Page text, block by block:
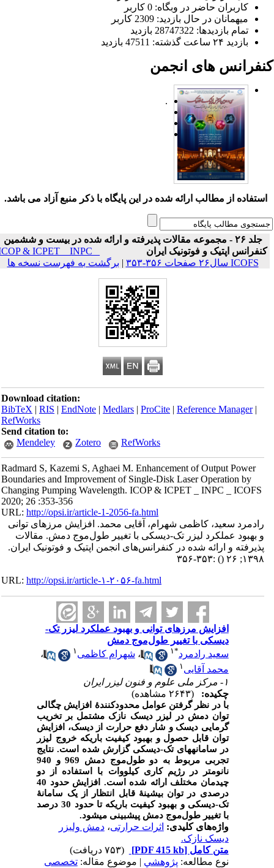
کاربران حاضر در وبگاه: 0 کاربر
میهمانان در حال بازدید: 2309 کاربر
تمام بازدید‌ها: 28747322 بازدید
بازدید ۲۴ ساعت گذشته: 47511 بازدید
های انجمن
.
استفاده از مطالب ارائه شده در این پایگاه با ذکر منبع آزاد می باشد.
جلد ۲۶ - مجموعه مقالات پذیرفته و ارائه شده در بیست و ششمین
کنفرانس اپتیک و فوتونیک ایران
ICOP & ICPET _ INPC _
ICOFS سال۲۶ صفحات ۳۵۶-۳۵۳
|برگشت به فهرست نسخه ها
Download citation:
BibTeX|RIS|EndNote|Medlars|ProCite|Reference Manager
RefWorks
Send citation to:
Mendeley
Zotero RefWorks
Radmard S, Kazemi S, Aghaei M. Enhancement of Output Power
Boundaries and Improvement of Single-Disk Laser Operation by
Changing Pumping Wavelength. ICOP & ICPET _ INPC _ ICOFS
2020; 26 :353-356
URL:http://opsi.ir/article-1-2056-fa.html
رادمرد سعید، کاظمی شهرام، آقایی محمد. افزایش مرزهای توانی
و بهبود عملکرد لیزر تک-دیسکی با تغییر طول‌موج دمش. مقالات
پذیرفته و ارائه شده در کنفرانس‌های انجمن اپتیک و فوتونیک ایران.
۱۳۹۸; ۲۶
() :۳۵۳-۳۵۶
URL:http://opsi.ir/article-۱-۲۰۵۶-fa.html
افزایش مرزهای توانی و بهبود عملکرد لیزر تک-
دیسکی با تغییر طول‌موج دمش
سعید رادمرد *۱ ،شهرام کاظمی
،
محمد آقایی
چکیده:
با در نظر گرفتن عوامل محدودکنندۀ افزایش چگالی
توان دمش در لیزر دیسک نازک مشتمل بر تخریب
گرمایی دیسک و شار دفع حرارت از دیسک، افزایش
توان قابل حصول و بهبود کیفیت باریکه خروج لیزر
در سامانه­های تک-دیسکی گزارش شده است. نتایج
تجربی مربوط به دو طول
موج دمش 969 و 940
نانومتر در رژیم کاری کیلووات با استفاده از دو
چیدمان مختلف ارائه شده است. افزایش حدود 40
درصدی در توان بیشینۀ قابل انتظار از یک سامانۀ
تک-دیسکی و بهبود کیفیت باریکه تا حدود 30 درصد
با تغییر طولموج دمش پیش­بینی می­شود.
واژه‌های کلیدی:اثرات حرارتی،دمش ولیزر
دیسک نازک.
متن کامل[PDF 415 kb]
نوع مطالعه:پژوهشي| موضوع مقاله:تخصصی